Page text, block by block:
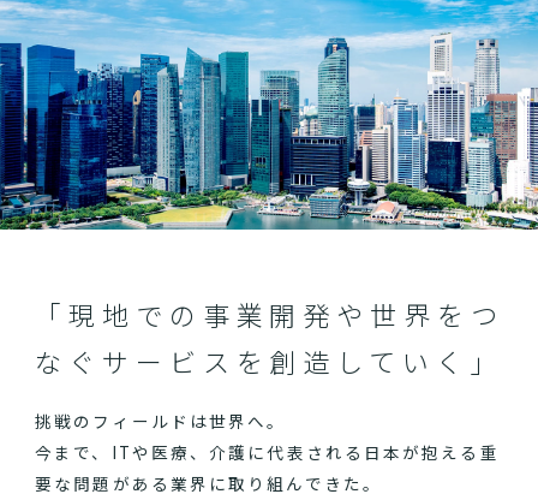
「現地での事業開発や世界をつ
なぐサービスを創造していく」
挑戦のフィールドは世界へ。
今まで、ITや医療、介護に代表される日本が抱える重
要な問題がある業界に取り組んできた。